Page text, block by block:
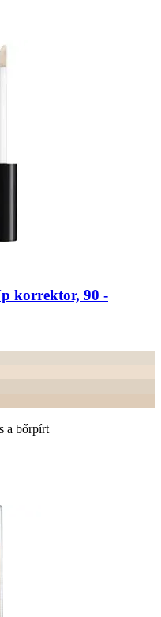
korrektor, 90 -​
a bőrpírt